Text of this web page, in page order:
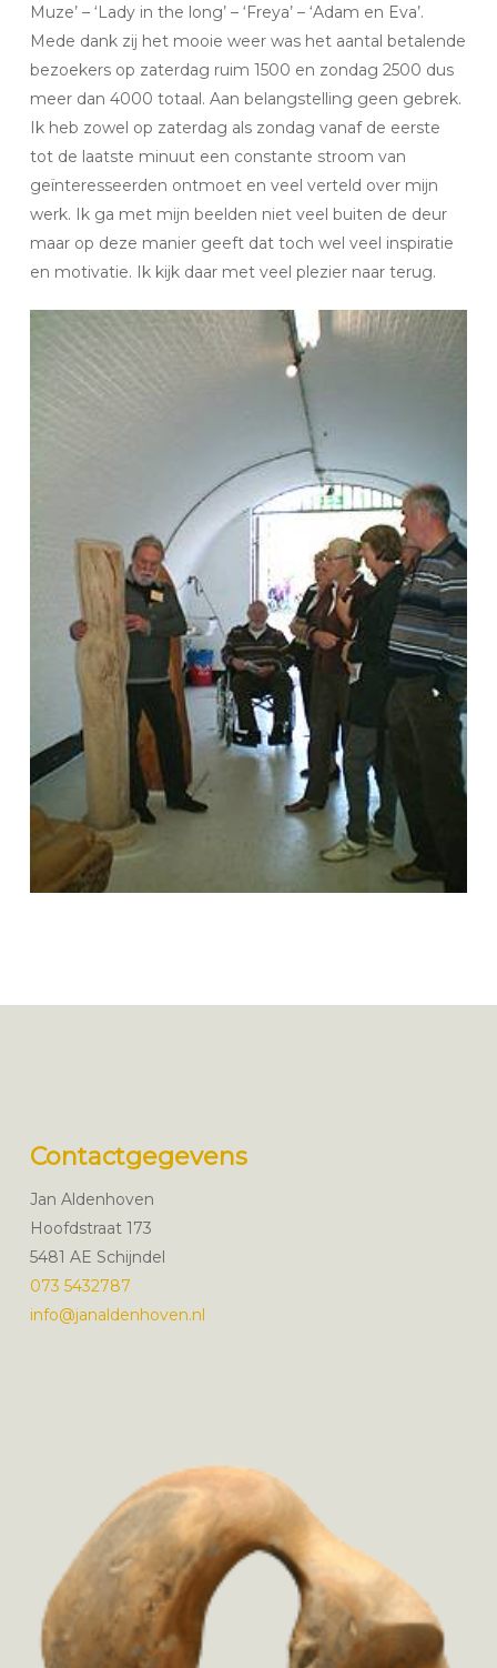
Muze’ – ‘Lady in the long’ – ‘Freya’ – ‘Adam en Eva’.
Mede dank zij het mooie weer was het aantal betalende
bezoekers op zaterdag ruim 1500 en zondag 2500 dus
meer dan 4000 totaal. Aan belangstelling geen gebrek.
Ik heb zowel op zaterdag als zondag vanaf de eerste
tot de laatste minuut een constante stroom van
geïnteresseerden ontmoet en veel verteld over mijn
werk. Ik ga met mijn beelden niet veel buiten de deur
maar op deze manier geeft dat toch wel veel inspiratie
en motivatie. Ik kijk daar met veel plezier naar terug.
Contactgegevens
Jan Aldenhoven
Hoofdstraat 173
5481 AE Schijndel
073 5432787
info@janaldenhoven.nl